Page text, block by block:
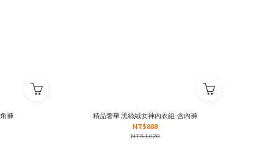
褲
精品奢華 黑絲絨女神內衣組-含內褲
NT$888
NT$1,020